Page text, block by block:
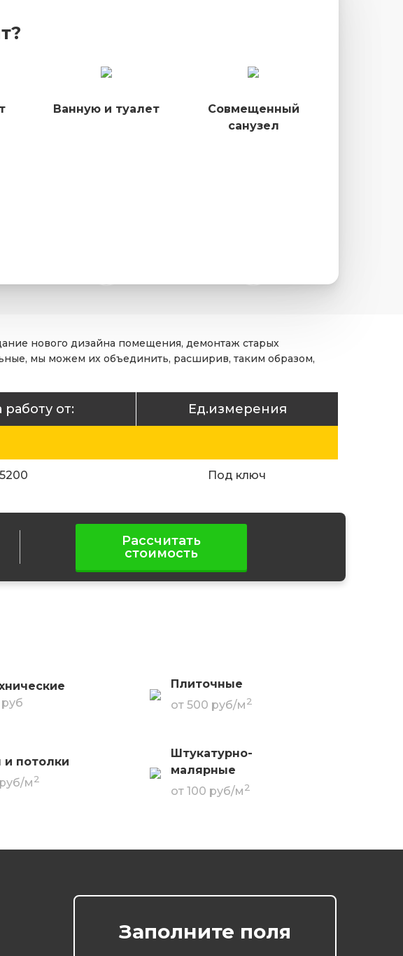
Ванную и туалет
Совмещенный
санузел
нового дизайна помещения, демонтаж старых
мы можем их объединить, расширив, таким образом,
работу от: Ед.измерения
Под ключ
Рассчитать
стоимость
Плиточные
от 500 руб/м2
и потолки
м2
Штукатурно-
малярные
от 100 руб/м2
Заполните поля